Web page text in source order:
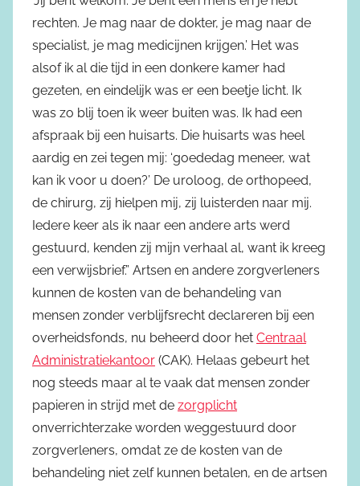
rechten. Je mag naar de dokter, je mag naar de
specialist, je mag medicijnen krijgen.’ Het was
alsof ik al die tijd in een donkere kamer had
gezeten, en eindelijk was er een beetje licht. Ik
was zo blij toen ik weer buiten was. Ik had een
afspraak bij een huisarts. Die huisarts was heel
aardig en zei tegen mij: ‘goededag meneer, wat
kan ik voor u doen?’ De uroloog, de orthopeed,
de chirurg, zij hielpen mij, zij luisterden naar mij.
Iedere keer als ik naar een andere arts werd
gestuurd, kenden zij mijn verhaal al, want ik kreeg
een verwijsbrief.” Artsen en andere zorgverleners
kunnen de kosten van de behandeling van
mensen zonder verblijfsrecht declareren bij een
overheidsfonds, nu beheerd door het Centraal
Administratiekantoor (CAK). Helaas gebeurt het
nog steeds maar al te vaak dat mensen zonder
papieren in strijd met de zorgplicht
onverrichterzake worden weggestuurd door
zorgverleners, omdat ze de kosten van de
behandeling niet zelf kunnen betalen, en de artsen